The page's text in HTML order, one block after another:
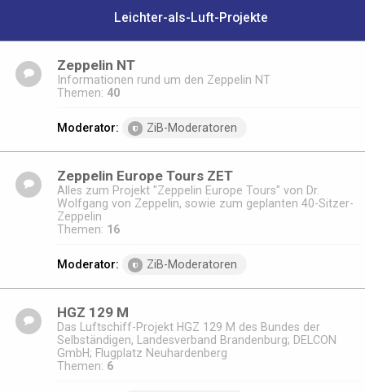
Leichter-als-Luft-Projekte
Zeppelin NT
Informationen rund um den Zeppelin NT
Themen: 40
Moderator: ZiB-Moderatoren
Zeppelin Europe Tours ZET
Alles zum Projekt "Zeppelin Europe Tours" von Dr.
Wolfgang von Zeppelin, sowie zum geplanten 40-Sitzer-
Zeppelin
Themen: 16
Moderator: ZiB-Moderatoren
HGZ 129 M
Das Luftschiff-Projekt HGZ 129 M des Bundes der
Selbständigen, Landesverband Brandenburg; DELCON
GmbH; Flugplatz Neuhardenberg
Themen: 6